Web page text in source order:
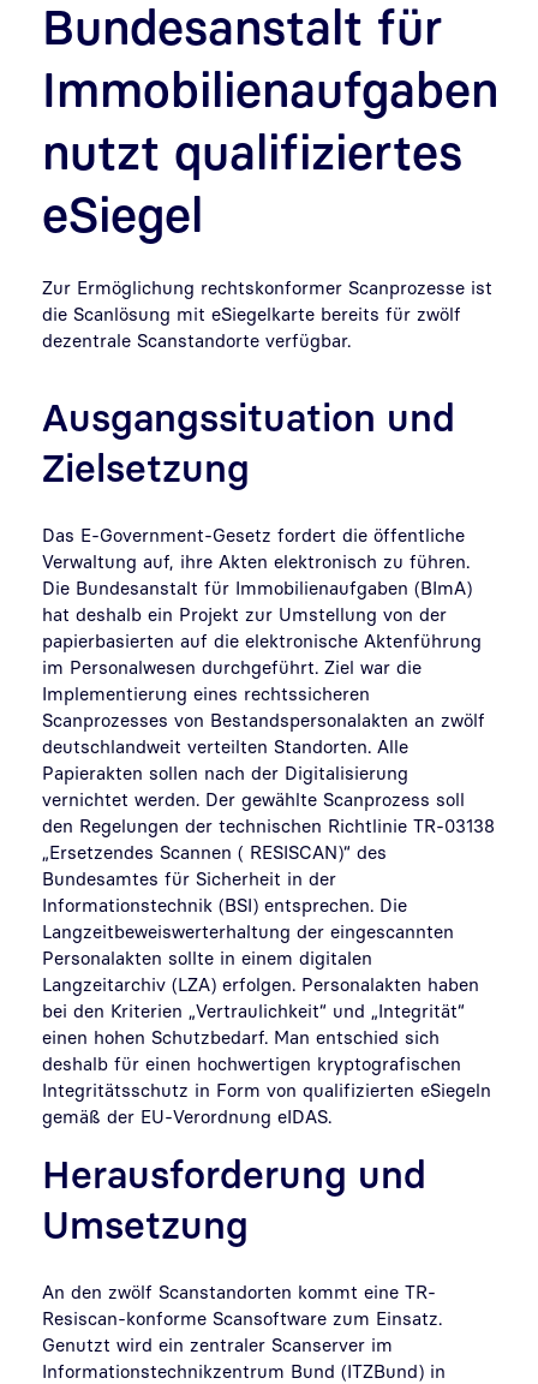
Bundesanstalt für
Immobilienaufgaben
nutzt qualifiziertes
eSiegel
Zur Ermöglichung rechtskonformer Scanprozesse ist
die Scanlösung mit eSiegelkarte bereits für zwölf
dezentrale Scanstandorte verfügbar.
Ausgangssituation und
Zielsetzung
Das E-Government-Gesetz fordert die öffentliche
Verwaltung auf, ihre Akten elektronisch zu führen.
Die Bundesanstalt für Immobilienaufgaben (BImA)
hat deshalb ein Projekt zur Umstellung von der
papierbasierten auf die elektronische Aktenführung
im Personalwesen durchgeführt. Ziel war die
Implementierung eines rechtssicheren
Scanprozesses von Bestandspersonalakten an zwölf
deutschlandweit verteilten Standorten. Alle
Papierakten sollen nach der Digitalisierung
vernichtet werden. Der gewählte Scanprozess soll
den Regelungen der technischen Richtlinie TR-03138
„Ersetzendes Scannen ( RESISCAN)“ des
Bundesamtes für Sicherheit in der
Informationstechnik (BSI) entsprechen. Die
Langzeitbeweiswerterhaltung der eingescannten
Personalakten sollte in einem digitalen
Langzeitarchiv (LZA) erfolgen. Personalakten haben
bei den Kriterien „Vertraulichkeit“ und „Integrität“
einen hohen Schutzbedarf. Man entschied sich
deshalb für einen hochwertigen kryptografischen
Integritätsschutz in Form von qualifizierten eSiegeln
gemäß der EU-Verordnung eIDAS.
Herausforderung und
Umsetzung
An den zwölf Scanstandorten kommt eine TR-
Resiscan-konforme Scansoftware zum Einsatz.
Genutzt wird ein zentraler Scanserver im
Informationstechnikzentrum Bund (ITZBund) in